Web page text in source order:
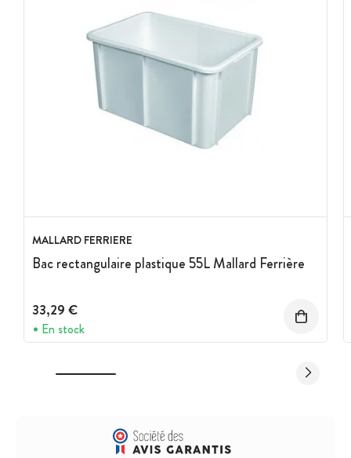
MALLARD FERRIERE
Bac rectangulaire plastique 55L Mallard Ferrière
33,29 €
En stock